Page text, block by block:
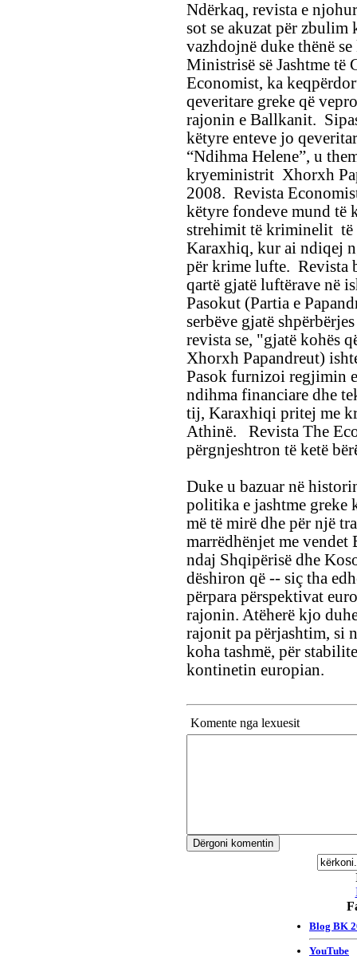
Ndërkaq, revista e
sot se akuzat për
vazhdojnë duke thënë
Ministrisë së Jashtme të
Economist, ka
qeveritare greke që
rajonin e Ballkanit.
këtyre enteve jo
“Ndihma Helene”, u
kryeministrit Xhorxh
2008. Revista
këtyre fondeve mund të
strehimit të kriminelit të
Karaxhiq, kur ai ndiqej
për krime lufte. Revista
qartë gjatë luftërave në
Pasokut (Partia e
serbëve gjatë
revista se, "gjatë kohës
Xhorxh Papandreut)
Pasok furnizoi regjimin
ndihma financiare dhe
tij, Karaxhiqi pritej me
Athinë. Revista The
përgnjeshtron të ketë
Duke u bazuar në
politika e jashtme greke
më të mirë dhe për një
marrëdhënjet me
ndaj Shqipërisë dhe
dëshiron që -- siç tha
përpara përspektivat
rajonin. Atëherë kjo
rajonit pa përjashtim, si
koha tashmë, për
kontinetin europian.
Komente nga lexuesit